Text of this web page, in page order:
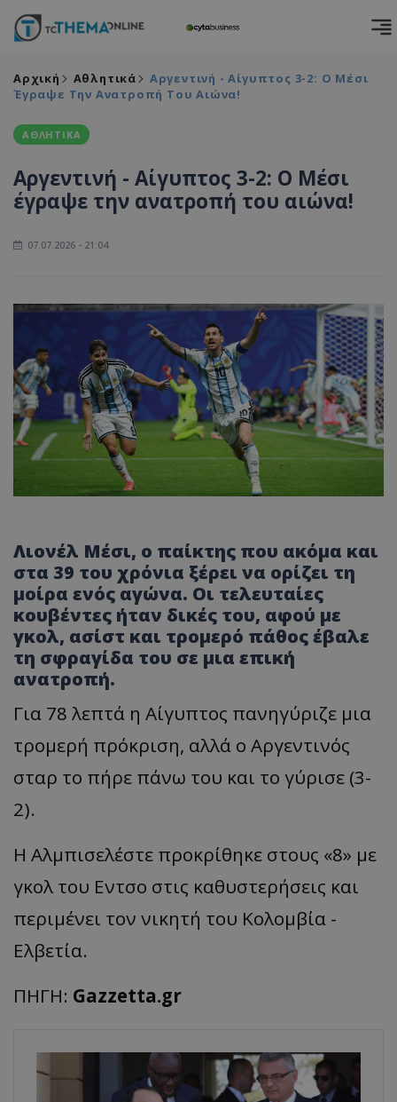
Αρχική Αθλητικά
Αργεντινή - Αίγυπτος 3-2: Ο Μέσι
Έγραψε Την Ανατροπή Του Αιώνα!
ΑΘΛΗΤΙΚΑ
Αργεντινή - Αίγυπτος 3-2: Ο Μέσι
έγραψε την ανατροπή του αιώνα!
07.07.2026 - 21:04
Λιονέλ Μέσι, ο παίκτης που ακόμα και
στα 39 του χρόνια ξέρει να ορίζει τη
μοίρα ενός αγώνα. Οι τελευταίες
κουβέντες ήταν δικές του, αφού με
γκολ, ασίστ και τρομερό πάθος έβαλε
τη σφραγίδα του σε μια επική
ανατροπή.
Για 78 λεπτά η Αίγυπτος πανηγύριζε μια
τρομερή πρόκριση, αλλά ο Αργεντινός
σταρ το πήρε πάνω του και το γύρισε (3-
2).
Η Αλμπισελέστε προκρίθηκε στους «8» με
γκολ του Εντσο στις καθυστερήσεις και
περιμένει τον νικητή του Κολομβία -
Ελβετία.
ΠΗΓΗ: Gazzetta.gr